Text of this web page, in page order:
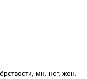
мн. нет, жен.